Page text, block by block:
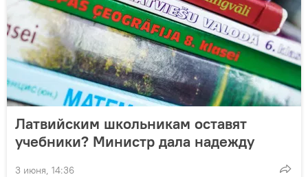
Латвийским школьникам оставят
учебники? Министр дала надежду
3 июня, 14:36